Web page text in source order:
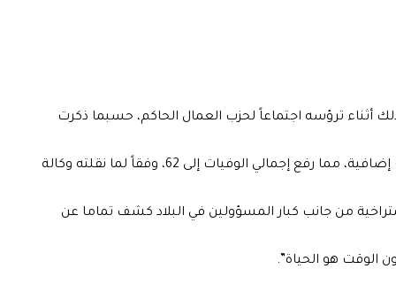
أثناء ترؤسه اجتماعاً لحزب العمال الحاكم، حسبما ذكرت
وجاءت رسالته في الوقت الذي سجلت فيه البلاد أكثر من 232 ألفاً و880 شخصاً يعانون من أعراض الحمى في جميع أنحاء البلاد وست وفيات إضافية، مما رفع إجمالي الوفيات إلى 62، وفقاً لما نقلته وكالة
من جانب كبار المسؤولين في البلاد كشف تماما عن
الوقت هو الحياة”.